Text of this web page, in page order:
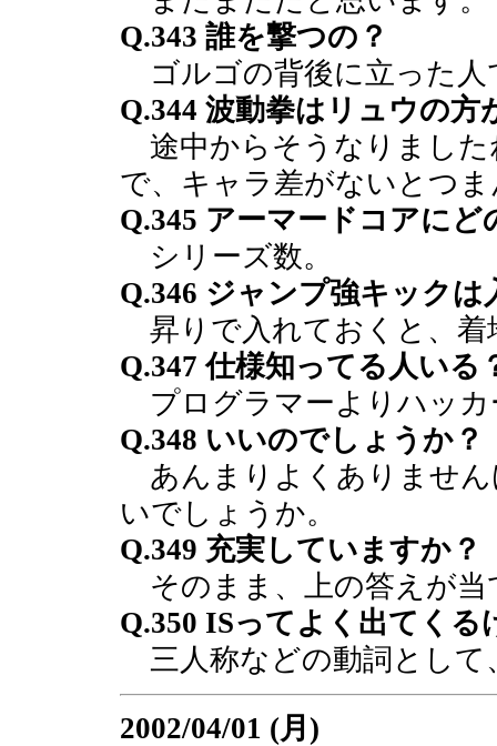
Q.343 誰を撃つの？
ゴルゴの背後に立った人
Q.344 波動拳はリュウの
途中からそうなりました
で、キャラ差がないとつ
Q.345 アーマードコアに
シリーズ数。
Q.346 ジャンプ強キック
昇りで入れておくと、着
Q.347 仕様知ってる人いる
プログラマーよりハッカ
Q.348 いいのでしょうか？
あんまりよくありません
いでしょうか。
Q.349 充実していますか？
そのまま、上の答えが当
Q.350 ISってよく出てくる
三人称などの動詞として
2002/04/01 (月)